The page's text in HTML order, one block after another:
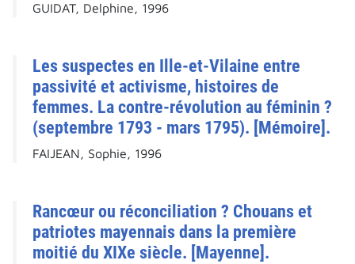
GUIDAT, Delphine, 1996
Les suspectes en Ille-et-Vilaine entre
passivité et activisme, histoires de
femmes. La contre-révolution au féminin ?
(septembre 1793 - mars 1795). [Mémoire].
FAIJEAN, Sophie, 1996
Rancœur ou réconciliation ? Chouans et
patriotes mayennais dans la première
moitié du XIXe siècle. [Mayenne].